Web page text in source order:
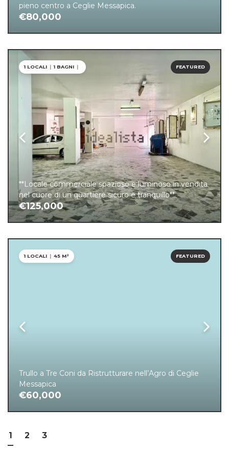
pieno centro a Ceglie Messapica.
€80,000
**Locale commerciale spazioso e luminoso in vendita
nel cuore di un quartiere sicuro e tranquillo**
€125,000
1 LOCALI | 1 BAGNI | FEATURED
Trullo a Tre Coni da Ristrutturare nell’Agro di Ceglie
Messapica
€60,000
1 LOCALI | 45 M² FEATURED
1 2 3